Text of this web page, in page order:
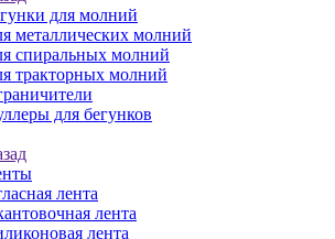
для молний
металлических молний
спиральных молний
тракторных молний
для бегунков
лента
лента
лента